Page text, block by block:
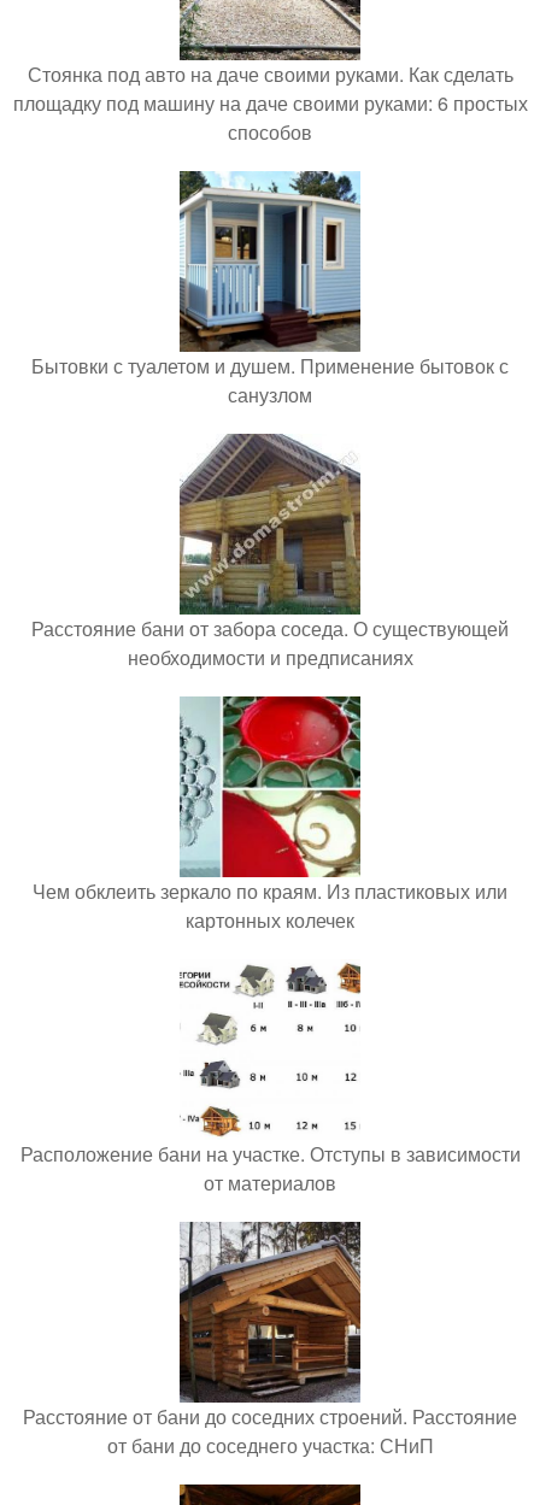
Стоянка под авто на даче своими руками. Как сделать
площадку под машину на даче своими руками: 6 простых
способов
Бытовки с туалетом и душем. Применение бытовок с
санузлом
Расстояние бани от забора соседа. О существующей
необходимости и предписаниях
Чем обклеить зеркало по краям. Из пластиковых или
картонных колечек
Расположение бани на участке. Отступы в зависимости
от материалов
Расстояние от бани до соседних строений. Расстояние
от бани до соседнего участка: СНиП